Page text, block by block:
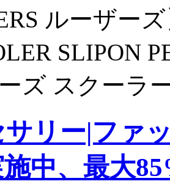
ルーザー
SLIPON
ズ スクーラ
サリー|ファ
中、最大